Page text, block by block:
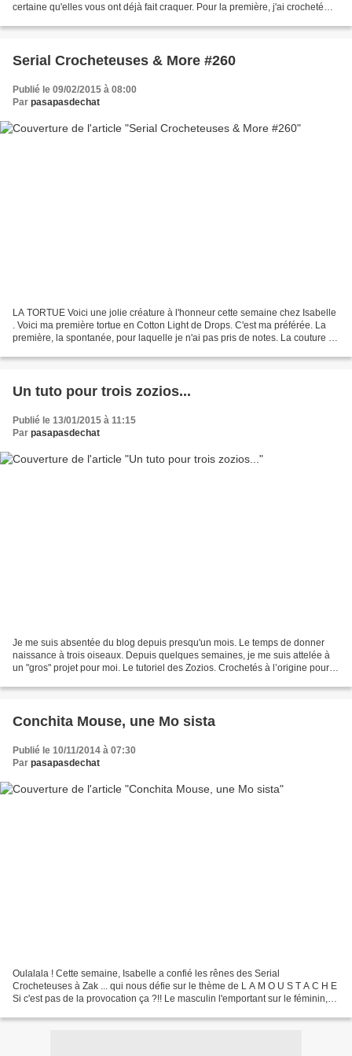
certaine qu'elles vous ont déjà fait craquer. Pour la première, j'ai crocheté
Serial Crocheteuses & More #260
Publié le 09/02/2015 à 08:00
Par pasapasdechat
LA TORTUE Voici une jolie créature à l'honneur cette semaine chez Isabelle
. Voici ma première tortue en Cotton Light de Drops. C'est ma préférée. La
première, la spontanée, pour laquelle je n'ai pas pris de notes. La couture du
Un tuto pour trois zozios...
Publié le 13/01/2015 à 11:15
Par pasapasdechat
Je me suis absentée du blog depuis presqu'un mois. Le temps de donner
naissance à trois oiseaux. Depuis quelques semaines, je me suis attelée à
un "gros" projet pour moi. Le tutoriel des Zozios. Crochetés à l’origine pour le
Conchita Mouse, une Mo sista
Publié le 10/11/2014 à 07:30
Par pasapasdechat
Oulalala ! Cette semaine, Isabelle a confié les rênes des Serial
Crocheteuses à Zak ... qui nous défie sur le thème de L A M O U S T A C H E
Si c'est pas de la provocation ça ?!! Le masculin l'emportant sur le féminin,